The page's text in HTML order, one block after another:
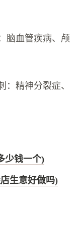
脑血管疾病、颅
：精神分裂症、
少钱一个)
生意好做吗)